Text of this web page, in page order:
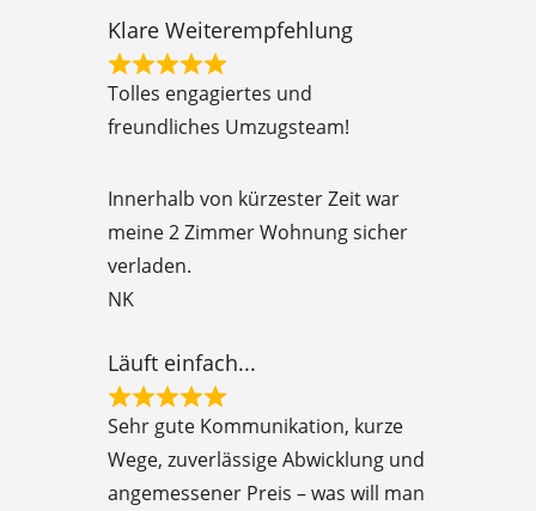
Klare Weiterempfehlung
R
a
d
5
o
o
Tolles engagiertes und
freundliches Umzugsteam!
Innerhalb von kürzester Zeit war
meine 2 Zimmer Wohnung sicher
verladen.
NK
Läuft einfach...
R
Sehr gute Kommunikation, kurze
Wege, zuverlässige Abwicklung und
angemessener Preis – was will man